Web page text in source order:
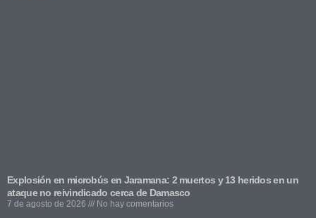
Explosión en microbús en Jaramana: 2 muertos y 13 heridos en un
ataque no reivindicado cerca de Damasco
7 de agosto de 2026 No hay comentarios